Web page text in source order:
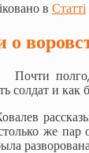
в Статті
о
Почти
солдат и
же пар